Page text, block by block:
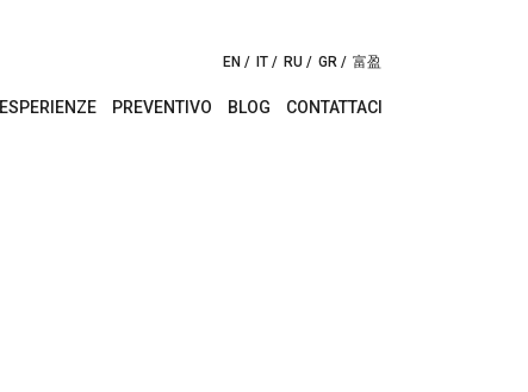
EN IT RU GR 富盈
ESPERIENZE PREVENTIVO BLOG CONTATTACI